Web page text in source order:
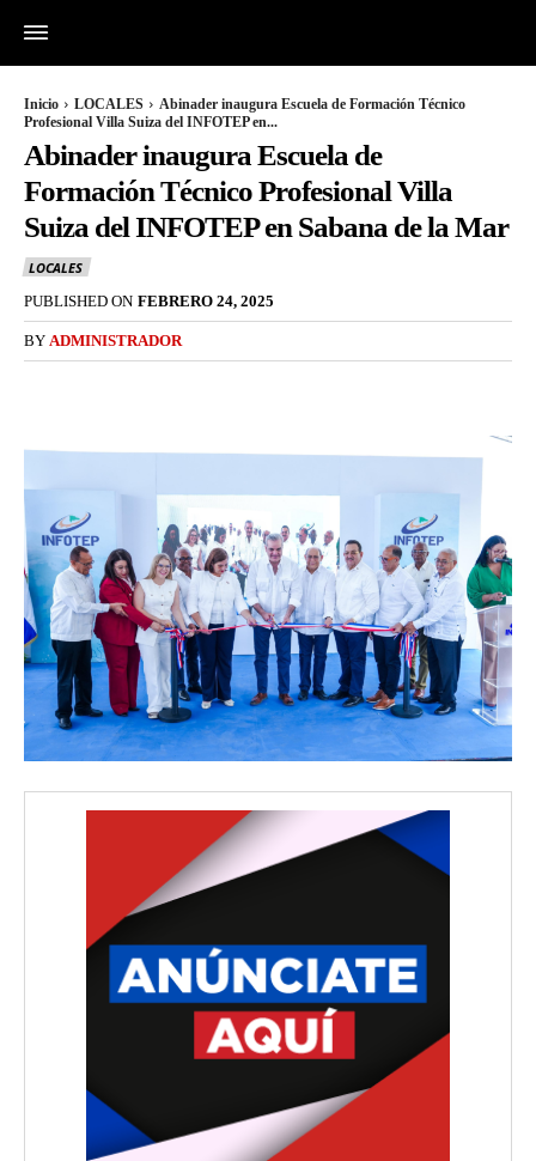
Inicio LOCALES
Abinader inaugura Escuela de Formación Técnico
Profesional Villa Suiza del INFOTEP en...
Abinader inaugura Escuela de
Formación Técnico Profesional Villa
Suiza del INFOTEP en Sabana de la Mar
LOCALES
PUBLISHED ON FEBRERO 24, 2025
BY ADMINISTRADOR